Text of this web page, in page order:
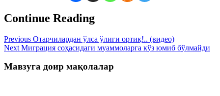
Continue Reading
Previous Отарчилардан ўлса ўлиги ортиқ!.. (видео)
Next Миграция соҳасидаги муаммоларга кўз юмиб бўлмайди
Мавзуга доир мақолалар